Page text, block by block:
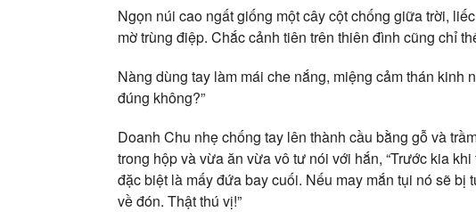
Ngọn núi cao ngất giống một cây cột chống giữa trời,
mờ trùng điệp. Chắc cảnh tiên trên thiên đình cũng chỉ
Nàng dùng tay làm mái che nắng, miệng cảm thán kinh
đúng không?”
Doanh Chu nhẹ chống tay lên thành cầu bằng gỗ và
trong hộp và vừa ăn vừa vô tư nói với hắn, “Trước kia
đặc biệt là mấy đứa bay cuối. Nếu may mắn tụi nó sẽ
về đón. Thật thú vị!”